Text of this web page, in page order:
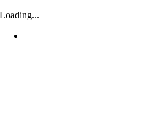
Loading...